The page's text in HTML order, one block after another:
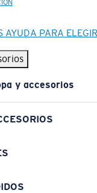
AYUDA PARA
y accesorios